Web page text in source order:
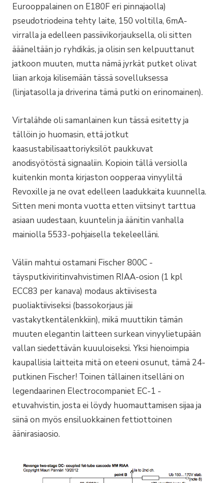
Eurooppalainen on E180F eri pinnajaolla)
pseudotriodeina tehty laite, 150 voltilla, 6mA-
virralla ja edelleen passiivikorjauksella, oli sitten
äääneltään jo ryhdikäs, ja olisin sen kelpuuttanut
jatkoon muuten, mutta nämä jyrkät putket olivat
liian arkoja kilisemään tässä sovelluksessa
(linjatasolla ja driverina tämä putki on erinomainen).
Virtalähde oli samanlainen kun tässä esitetty ja
tällöin jo huomasin, että jotkut
kaasustabilisaattoriyksilöt paukkuvat
anodisyötöstä signaaliin. Kopioin tällä versiolla
kuitenkin monta kirjaston oopperaa vinyyliltä
Revoxille ja ne ovat edelleen laadukkaita kuunnella.
Sitten meni monta vuotta etten viitsinyt tarttua
asiaan uudestaan, kuuntelin ja äänitin vanhalla
mainiolla 5533-pohjaisella tekeleelläni.
Väliin mahtui ostamani Fischer 800C -
täysputkiviritinvahvistimen RIAA-osion (1 kpl
ECC83 per kanava) modaus aktiivisesta
puoliaktiiviseksi (bassokorjaus jäi
vastakytkentälenkkiin), mikä muuttikin tämän
muuten elegantin laitteen surkean vinyylietupään
vallan siedettävän kuuuloiseksi. Yksi hienoimpia
kaupallisia laitteita mitä on eteeni osunut, tämä 24-
putkinen Fischer! Toinen tällainen itselläni on
legendaarinen Electrocompaniet EC-1 -
etuvahvistin, josta ei löydy huomauttamisen sijaa ja
siinä on myös ensiluokkainen fettiottoinen
äänirasiaosio.